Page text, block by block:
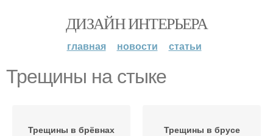
ДИЗАЙН ИНТЕРЬЕРА
главная новости статьи
Трещины на стыке
Трещины в брёвнах Трещины в брусе